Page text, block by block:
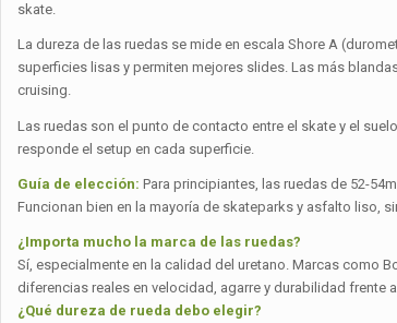
skate.
La dureza de las ruedas se mide en escala Shore A
superficies lisas y permiten mejores slides. Las más
cruising.
Las ruedas son el punto de contacto entre el skate y el
responde el setup en cada superficie.
Guía de elección: Para principiantes, las ruedas de 52-
Funcionan bien en la mayoría de skateparks y asfalto liso,
¿Importa mucho la marca de las ruedas?
Sí, especialmente en la calidad del uretano. Marcas como
diferencias reales en velocidad, agarre y durabilidad frente
¿Qué dureza de rueda debo elegir?